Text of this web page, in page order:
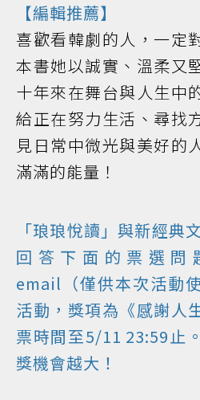
【編輯推薦】
喜歡看韓劇的人，一定
本書她以誠實、溫柔又
十年來在舞台與人生中
給正在努力生活、尋找
見日常中微光與美好的
滿滿的能量！
「琅琅悅讀」與新經典
回答下面的票選問
email（僅供本次活動
活動，獎項為《感謝人
票時間至5/11 23:59止
獎機會越大！